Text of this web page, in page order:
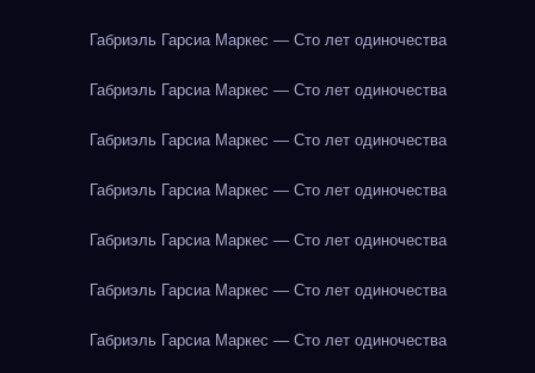
Габриэль Гарсиа Маркес — Сто лет одиночества
Габриэль Гарсиа Маркес — Сто лет одиночества
Габриэль Гарсиа Маркес — Сто лет одиночества
Габриэль Гарсиа Маркес — Сто лет одиночества
Габриэль Гарсиа Маркес — Сто лет одиночества
Габриэль Гарсиа Маркес — Сто лет одиночества
Габриэль Гарсиа Маркес — Сто лет одиночества